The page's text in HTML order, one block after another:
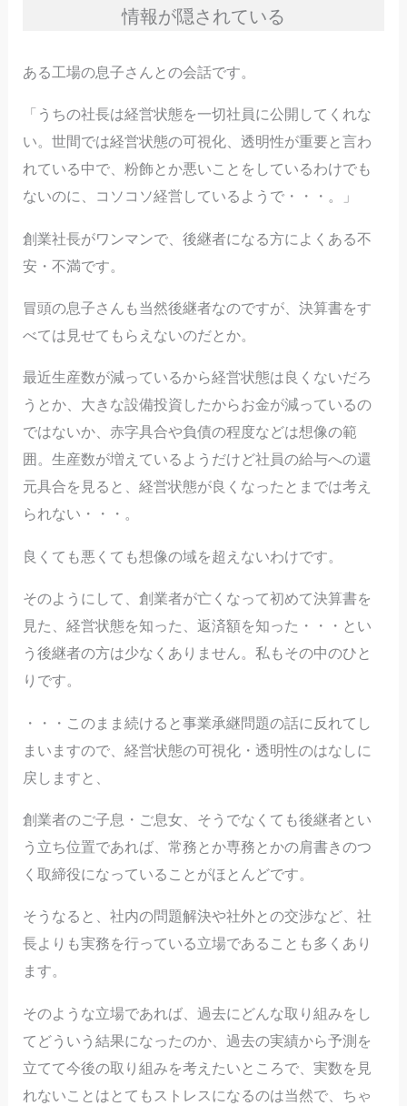
情報が隠されている
ある工場の息子さんとの会話です。
「うちの社長は経営状態を一切社員に公開してくれな
い。世間では経営状態の可視化、透明性が重要と言わ
れている中で、粉飾とか悪いことをしているわけでも
ないのに、コソコソ経営しているようで・・・。」
創業社長がワンマンで、後継者になる方によくある不
安・不満です。
冒頭の息子さんも当然後継者なのですが、決算書をす
べては見せてもらえないのだとか。
最近生産数が減っているから経営状態は良くないだろ
うとか、大きな設備投資したからお金が減っているの
ではないか、赤字具合や負債の程度などは想像の範
囲。生産数が増えているようだけど社員の給与への還
元具合を見ると、経営状態が良くなったとまでは考え
られない・・・。
良くても悪くても想像の域を超えないわけです。
そのようにして、創業者が亡くなって初めて決算書を
見た、経営状態を知った、返済額を知った・・・とい
う後継者の方は少なくありません。私もその中のひと
りです。
・・・このまま続けると事業承継問題の話に反れてし
まいますので、経営状態の可視化・透明性のはなしに
戻しますと、
創業者のご子息・ご息女、そうでなくても後継者とい
う立ち位置であれば、常務とか専務とかの肩書きのつ
く取締役になっていることがほとんどです。
そうなると、社内の問題解決や社外との交渉など、社
長よりも実務を行っている立場であることも多くあり
ます。
そのような立場であれば、過去にどんな取り組みをし
てどういう結果になったのか、過去の実績から予測を
立てて今後の取り組みを考えたいところで、実数を見
れないことはとてもストレスになるのは当然で、ちゃ